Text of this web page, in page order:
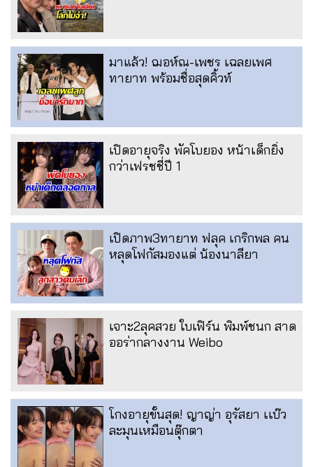
มาแล้ว! ฌอห์ณ-เพชร เฉลยเพศ
ทายาท พร้อมชื่อสุดคิ้วท์
เปิดอายุจริง พัคโบยอง หน้าเด็กยิ่ง
กว่าเฟรชชี่ปี 1
เปิดภาพ3ทายาท ฟลุค เกริกพล คน
หลุดโฟกัสมองแต่ น้องนาลียา
เจาะ2ลุคสวย ใบเฟิร์น พิมพ์ชนก สาด
ออร่ากลางงาน Weibo
โกงอายุขั้นสุด! ญาญ่า อุรัสยา เเบ๊ว
ละมุนเหมือนตุ๊กตา